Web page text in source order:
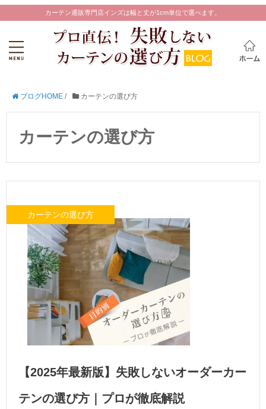
カーテン通販専門店インズは幅と丈が1cm単位で選べます。
ブログHOME / カーテンの選び方
カーテンの選び方
カーテンの選び方
【2025年最新版】失敗しないオーダーカー
テンの選び方｜プロが徹底解説